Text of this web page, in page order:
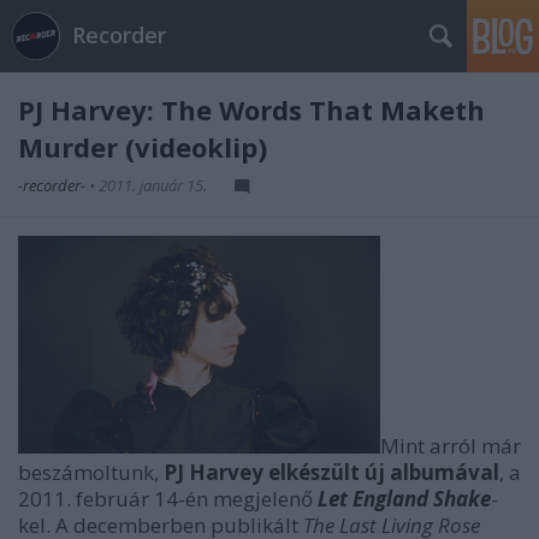
Recorder
PJ Harvey: The Words That Maketh
Murder (videoklip)
-recorder- • 2011. január 15.
Mint arról már
beszámoltunk, PJ Harvey elkészült új albumával, a
2011. február 14-én megjelenő Let England Shake-
kel. A decemberben publikált The Last Living Rose